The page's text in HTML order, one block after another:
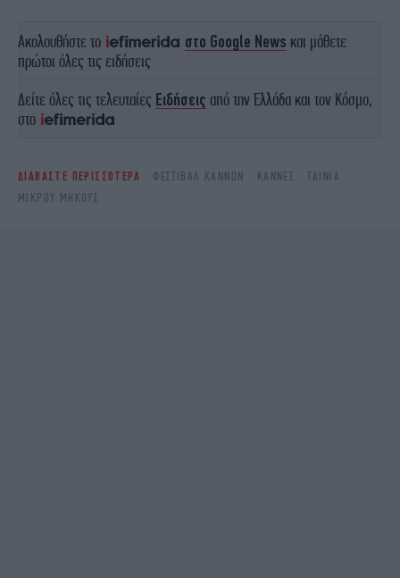
Ακολουθήστε το στο Google News και μάθετε
πρώτοι όλες τις ειδήσεις
Δείτε όλες τις τελευταίες Ειδήσεις από την Ελλάδα και τον Κόσμο,
στο
ΔΙΑΒΑΣΤΕ ΠΕΡΙΣΣΟΤΕΡΑ ΦΕΣΤΙΒΆΛ ΚΑΝΝΏΝ ΚΆΝΝΕΣ
ΤΑΙΝΊΑ
ΜΙΚΡΟΎ ΜΉΚΟΥΣ